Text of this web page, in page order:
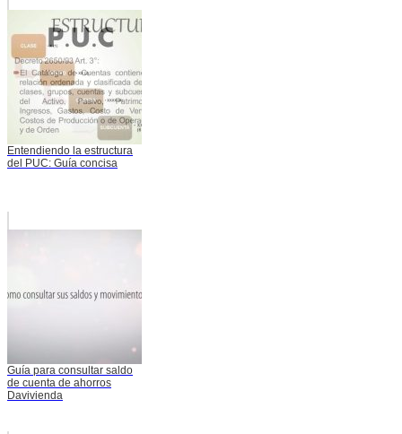
Entendiendo la estructura
del PUC: Guía concisa
Guía para consultar saldo
de cuenta de ahorros
Davivienda